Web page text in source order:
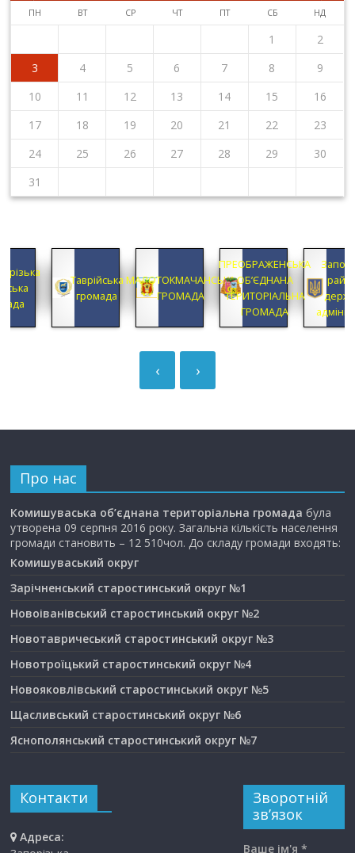
ПН ВТ СР ЧТ ПТ СБ НД
1
2
3
4 5 6 7 8
9
10
11 12 13 14 15
16
17
18 19 20 21 22
23
24
25 26 27 28 29
30
31
Таврійська
громада
МАЛОТОКМАЧАНСЬКА
ГРОМАДА
ПРЕОБРАЖЕНСЬКА
ОБ’ЄДНАНА
ТЕРИТОРІАЛЬНА
ГРОМАДА
Запорізька
районна
державна
адміністрація
›
‹
Про нас
Комишуваська об’єднана територіальна громада була
утворена 09 серпня 2016 року. Загальна кількість населення
громади становить – 12 510чол. До складу громади входять:
Комишуваський округ
Зарічненський старостинський округ №1
Новоіванівський старостинський округ №2
Новотавричеський старостинський округ №3
Новотроїцький старостинський округ №4
Новояковлівський старостинський округ №5
Щасливський старостинський округ №6
Яснополянський старостинський округ №7
Контакти
Адреса:
Зворотній
зв’язок
Ваше ім'я *